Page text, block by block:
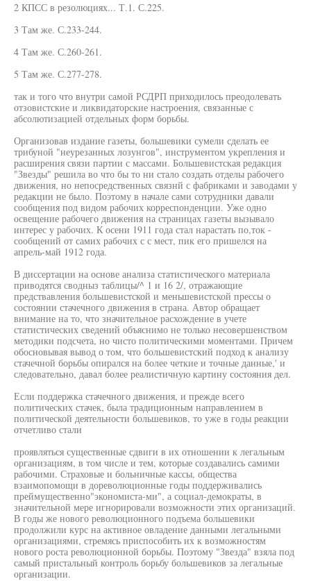
2 КПСС в резолюциях... Т.1. С.225.
3 Там же. С.233-244.
4 Там же. С.260-261.
5 Там же. С.277-278.
так и того что внутри самой РСДРП приходилось преодолевать
отзовистские и ликвидаторские настроения, связанные с
абсолютизацией отдельных форм борьбы.
Организовав издание газеты, большевики сумели сделать ее
трибуной "неурезанных лозунгов", инструментом укрепления и
расширения связи партии с массами. Большевистская редакция
"Звезды" решила во что бы то ни стало создать отделы рабочего
движения, но непосредственных связнй с фабриками и заводами у
редакции не было. Поэтому в начале сами сотрудники давали
сообщения под видом рабочих корреспонденции. Уже одно
освещение рабочего движения на страницах газеты вызывало
интерес у рабочих. К осени 1911 года стал нарастать по,ток -
сообщений от самих рабочих с с мест, пик его пришелся на
апрель-май 1912 года.
В диссертации на основе анализа статистического материала
приводятся сводныз таблицы/^ 1 и 16 2/, отражающие
предствавления большевистской и меньшевистской прессы о
состоянии стачечного движения в страна. Автор обращает
внимание на то, что значительное расхождение в учете
статистических сведений объяснимо не только несовершенством
методики подсчета, но чисто политическими моментами. Причем
обосновывая вывод о том, что большевистский подход к анализу
стачечной борьбы опирался на более четкие и точные данные,' и
следовательно, давал более реалистичную картину состояния дел.
Если поддержка стачечного движения, и прежде всего
политических стачек, была традиционным направлением в
политической деятельности большевиков, то уже в годы реакции
отчетливо стали
проявляться существенные сдвиги в их отношении к легальным
организациям, в том числе и тем, которые создавались самими
рабочими. Страховые и больничные кассы, общества
взаимопомощи в дореволюционные годы поддерживались
преймущественно"экономиста-ми", а социал-демократы, в
значительной мере игнорировали возможности этих организаций.
В годы же нового революционного подъема большевики
продолжили курс на активное овладение данными легальными
организациями, стремясь приспособить их к возможностям
нового роста революционной борьбы. Поэтому "Звезда" взяла под
самый пристальный контроль борьбу большевиков за легальные
организации.